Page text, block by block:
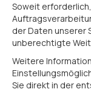
Soweit
der Daten unserer
unberechtigte
Weitere
Sie direkt in der